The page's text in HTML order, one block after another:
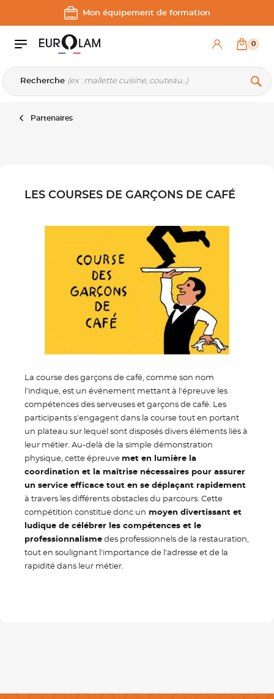
Aller au contenu
Aller à la navigation principale
Mon équipement de formation
Recherche
0
Partenaires
LES COURSES DE GARÇONS DE CAFÉ
La course des garçons de café, comme son nom
l'indique, est un événement mettant à l'épreuve les
compétences des serveuses et garçons de café. Les
participants s'engagent dans la course tout en portant
un plateau sur lequel sont disposés divers éléments liés à
leur métier. Au-delà de la simple démonstration
physique, cette épreuve met en lumière la
coordination et la maîtrise nécessaires pour assurer
un service efficace tout en se déplaçant rapidement
à travers les différents obstacles du parcours. Cette
compétition constitue donc un moyen divertissant et
ludique de célébrer les compétences et le
professionnalisme des professionnels de la restauration,
tout en soulignant l'importance de l'adresse et de la
rapidité dans leur métier.